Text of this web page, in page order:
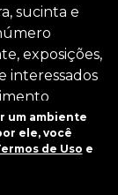
sucinta e
exposições,
interessados
um ambiente
ele, você
de Uso e